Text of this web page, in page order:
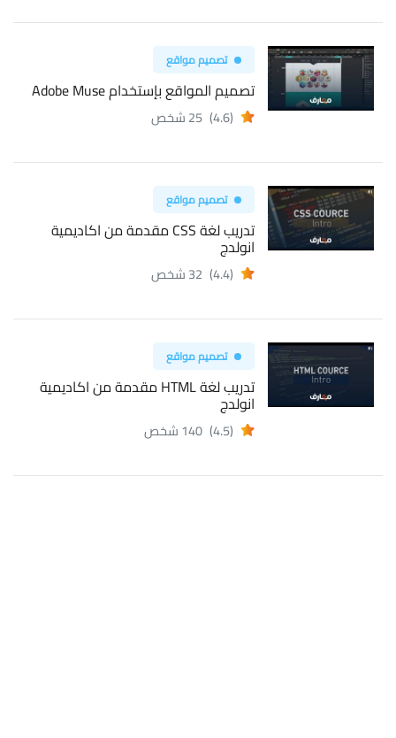
تصميم مواقع
تصميم المواقع بإستخدام Adobe Muse
(4.6) 25 شخص
تصميم مواقع
تدريب لغة CSS مقدمة من اكاديمية
انولدج
(4.4) 32 شخص
تصميم مواقع
تدريب لغة HTML مقدمة من اكاديمية
انولدج
(4.5) 140 شخص